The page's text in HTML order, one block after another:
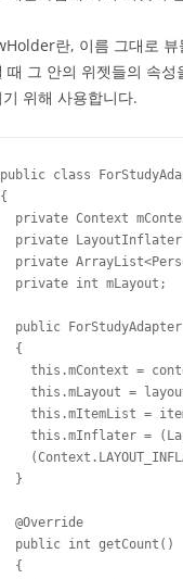
란, 이름 그대로
때 그 안의 위젯들의 속성
기 위해 사용합니다.
public class
{
private Context
private
private
  private int mLayout;
public
  {
this.mContext =
this.mLayout =
this.mItemList =
this.mInflater =
  }
  @Override
  public int getCount()
  {